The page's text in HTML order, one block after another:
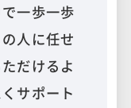
一歩一歩
人に任せ
だけるよ
サポート